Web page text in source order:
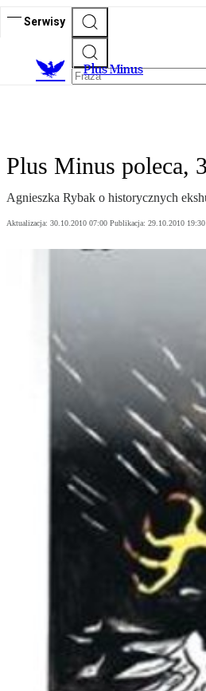
Serwisy
Plus Minus
Plus Minus poleca,
Agnieszka Rybak o historycznych
Aktualizacja: 30.10.2010 07:00 Publikacja: 29.10.2010 19:30